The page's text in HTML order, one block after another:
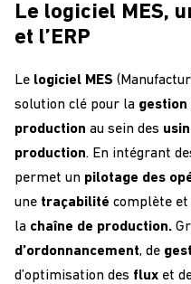
Le logiciel MES,
et l’ERP
Le logiciel MES
solution clé pour la gestion
production au sein des
production. En intégrant
permet un pilotage des
une traçabilité complète et
la chaîne de production.
d’ordonnancement, de
d’optimisation des flux et